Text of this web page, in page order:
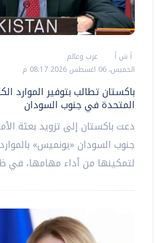
أ ش أ
عرب وعالم
الخميس، 06 اغسطس 2026 08:17 م
باكستان تطالب بتوفير الموارد
المتحدة في جنوب السودان
دعت باكستان إلى تزويد بعثة
جنوب السودان «يونميس»
لتمكينها من أداء مهامها، في